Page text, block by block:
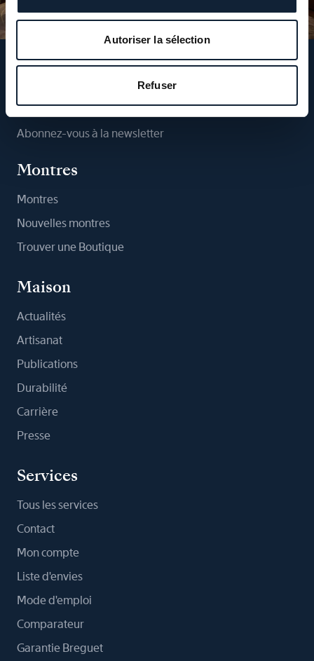
Autoriser la sélection
Refuser
Suivez-nous
Abonnez-vous à la newsletter
Montres
Montres
Nouvelles montres
Trouver une Boutique
Maison
Actualités
Artisanat
Publications
Durabilité
Carrière
Presse
Services
Tous les services
Contact
Mon compte
Liste d'envies
Mode d'emploi
Comparateur
Garantie Breguet